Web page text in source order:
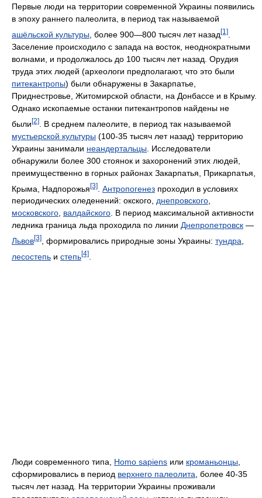
Первые люди на территории современной Украины появились
в эпоху раннего палеолита, в период так называемой
ашёльской культуры , более 900—800 тысяч лет назад [1]
Заселение происходило с запада на восток, неоднократными
волнами, и продолжалось до 100 тысяч лет назад. Орудия
труда этих людей (археологи предполагают, что это были
питекантропы) были обнаружены в Закарпатье,
Приднестровье, Житомирской области, на Донбассе и в Крыму.
Однако ископаемые останки питекантропов найдены не
были[2]
. В среднем палеолите, в период так называемой
мустьерской культуры (100-35 тысяч лет назад) территорию
Украины занимали неандертальцы . Исследователи
обнаружили более 300 стоянок и захоронений этих людей,
преимущественно в горных районах Закарпатья, Прикарпатья,
Крыма, Надпорожья[3] Антропогенез проходил в условиях
периодических оледенений: окского, днепровского,
московского, валдайского. В период максимальной активности
ледника граница льда проходила по линии Днепропетровск —
Львов[3] , формировались природные зоны Украины: тундра
лесостепь и степь[4]
Люди современного типа, Homo sapiens или кроманьонцы
сформировались в период верхнего палеолита , более 40-35
тысяч лет назад. На территории Украины проживали